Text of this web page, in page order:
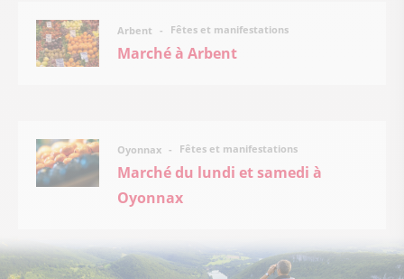
Arbent Fêtes et manifestations
Marché à Arbent
Oyonnax Fêtes et manifestations
Marché du lundi et samedi à
Oyonnax